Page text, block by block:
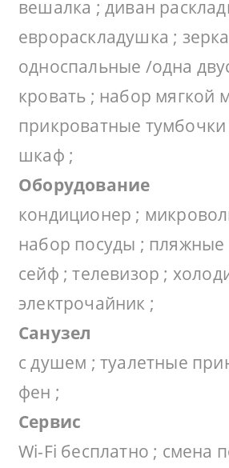
вешалка ; диван
еврораскладушка ;
односпальные /одна
кровать ; набор мягкой
прикроватные тумбочки
шкаф ;
Оборудование
кондиционер ;
набор посуды ; пляжные
сейф ; телевизор ;
электрочайник ;
Санузел
с душем ; туалетные
фен ;
Сервис
Wi-Fi бесплатно ; смена